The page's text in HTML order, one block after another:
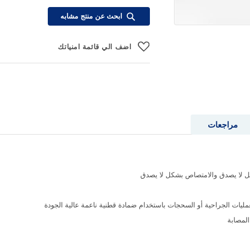
ابحث عن منتج مشابه
اضف الي قائمة امنياتك
لا يصدق والامتصاص بشكل لا يصدق
الجراحية أو السحجات باستخدام ضمادة قطنية ناعمة عالية الجودة
مراجعات